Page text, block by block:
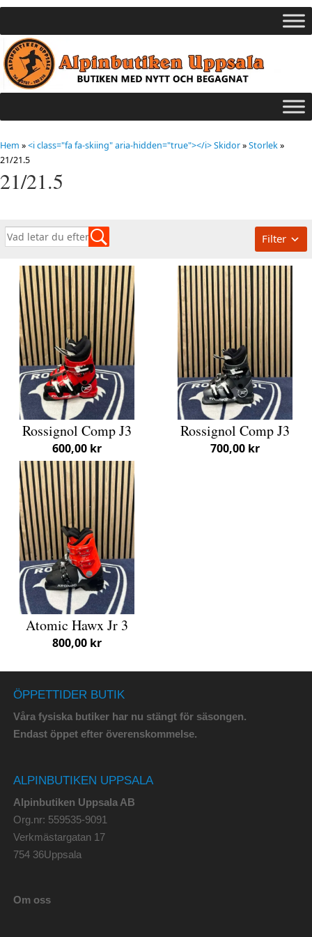
Hem »<i class="fa fa-skiing" aria-hidden="true"></i> Skidor»Storlek»
21/21.5
21/21.5
Filter
Rossignol Comp J3
600,00 kr
Rossignol Comp J3
700,00 kr
Atomic Hawx Jr 3
800,00 kr
ÖPPETTIDER BUTIK
Våra fysiska butiker har nu stängt för säsongen.
Endast öppet efter överenskommelse.
ALPINBUTIKEN UPPSALA
Alpinbutiken Uppsala AB
Org.nr: 559535-9091
Verkmästargatan 17
754 36Uppsala
Om oss